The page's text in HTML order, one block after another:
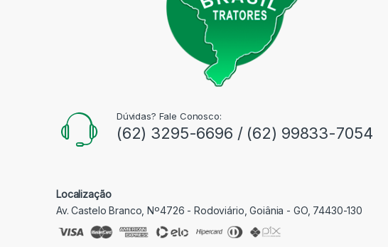
Dúvidas? Fale Conosco:
(62) 3295-6696 / (62) 99833-7054
Localização
Av. Castelo Branco, Nº4726 - Rodoviário, Goiânia - GO, 74430-130